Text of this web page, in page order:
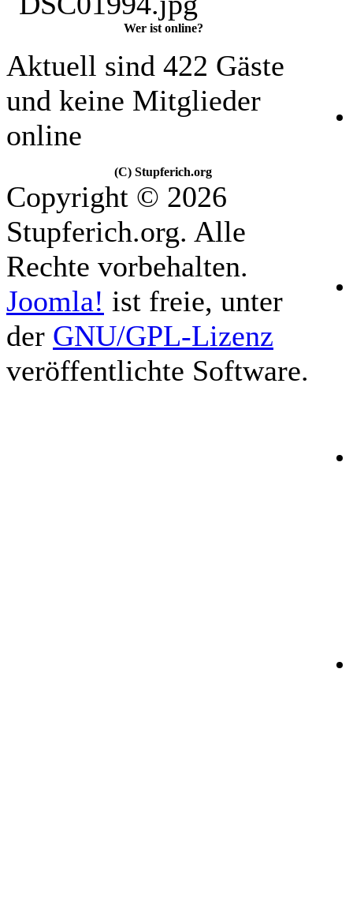
Wer ist online?
Aktuell sind 422 Gäste
und keine Mitglieder
online
(C) Stupferich.org
Copyright © 2026
Stupferich.org. Alle
Rechte vorbehalten.
Joomla! ist freie, unter
der GNU/GPL-Lizenz
veröffentlichte Software.